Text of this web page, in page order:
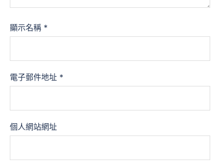
顯示名稱 *
電子郵件地址 *
個人網站網址